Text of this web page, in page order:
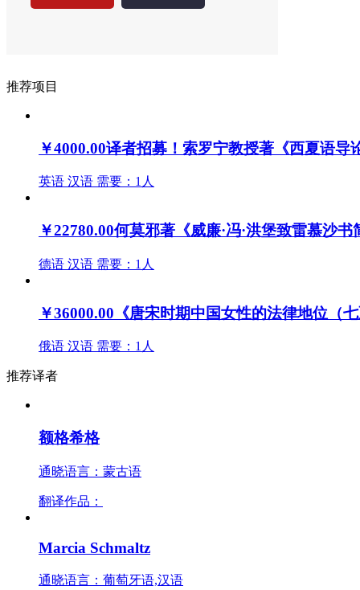
推荐项目
￥4000.00译者招募！索罗宁教授著《西夏语导
英语 汉语 需要：1人
￥22780.00何莫邪著《威廉·冯·洪堡致雷慕沙
德语 汉语 需要：1人
￥36000.00 《唐宋时期中国女性的法律地位（
俄语 汉语 需要：1人
推荐译者
额格希格
通晓语言：蒙古语
翻译作品：
Marcia Schmaltz
通晓语言：葡萄牙语,汉语